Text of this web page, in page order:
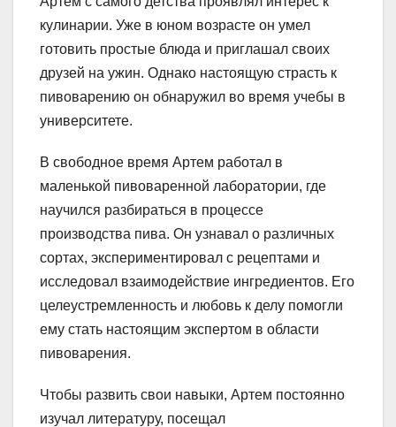
кулинарии. Уже в юном возрасте он умел
готовить простые блюда и приглашал своих
друзей на ужин. Однако настоящую страсть к
пивоварению он обнаружил во время учебы в
университете.
В свободное время Артем работал в
маленькой пивоваренной лаборатории, где
научился разбираться в процессе
производства пива. Он узнавал о различных
сортах, экспериментировал с рецептами и
исследовал взаимодействие ингредиентов. Его
целеустремленность и любовь к делу помогли
ему стать настоящим экспертом в области
пивоварения.
Чтобы развить свои навыки, Артем постоянно
изучал литературу, посещал